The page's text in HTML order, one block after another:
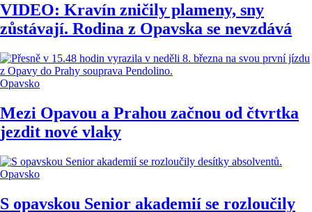
VIDEO: Kravín zničily plameny, sny
zůstávají. Rodina z Opavska se nevzdává
Opavsko
Mezi Opavou a Prahou začnou od čtvrtka
jezdit nové vlaky
Opavsko
S opavskou Senior akademií se rozloučily